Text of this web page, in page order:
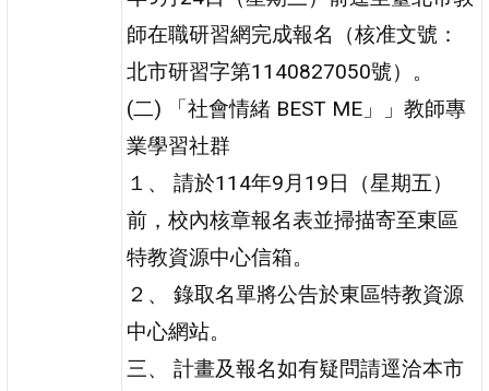
師在職研習網完成報名（核准文號：
北市研習字第1140827050號）。
(二) 「社會情緒 BEST ME」」教師專
業學習社群
１、 請於114年9月19日（星期五）
前，校內核章報名表並掃描寄至東區
特教資源中心信箱。
２、 錄取名單將公告於東區特教資源
中心網站。
三、 計畫及報名如有疑問請逕洽本市